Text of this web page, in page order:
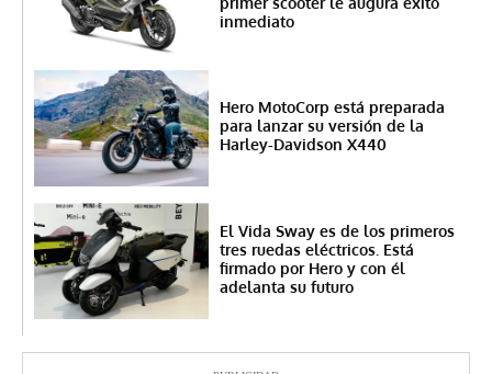
inmediato
Hero MotoCorp está preparada
para lanzar su versión de la
Harley-Davidson X440
El Vida Sway es de los primeros
tres ruedas eléctricos. Está
firmado por Hero y con él
adelanta su futuro